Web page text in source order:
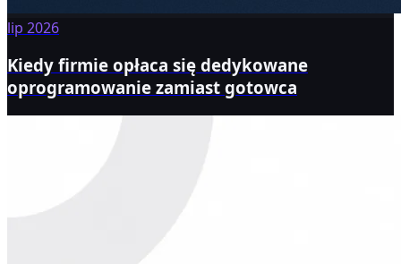
lip 2026
Kiedy firmie opłaca się dedykowane
oprogramowanie zamiast gotowca